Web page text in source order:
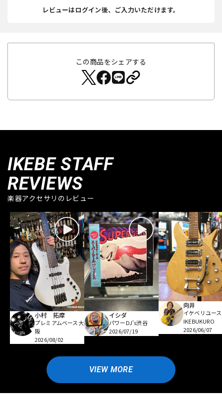
レビューはログイン後、ご入力いただけます。
この商品をシェアする
IKEBE STAFF
REVIEWS
楽器アクセサリのレビュー
小村 拓摩
プレミアムベース大
阪
2026/08/02
イシダ
パワーDJ's渋谷
2026/07/19
向井
イケベリユース
IKEBUKURO
2026/06/07
VIEW MORE